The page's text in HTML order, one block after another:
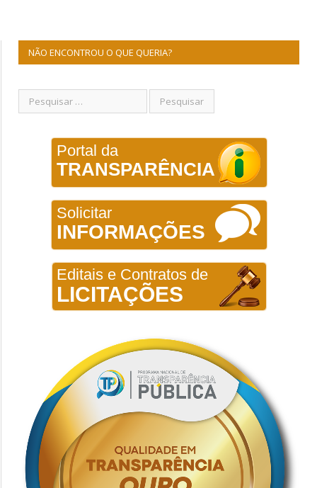
NÃO ENCONTROU O QUE QUERIA?
Portal da
TRANSPARÊNCIA
Solicitar
INFORMAÇÕES
Editais e Contratos de
LICITAÇÕES